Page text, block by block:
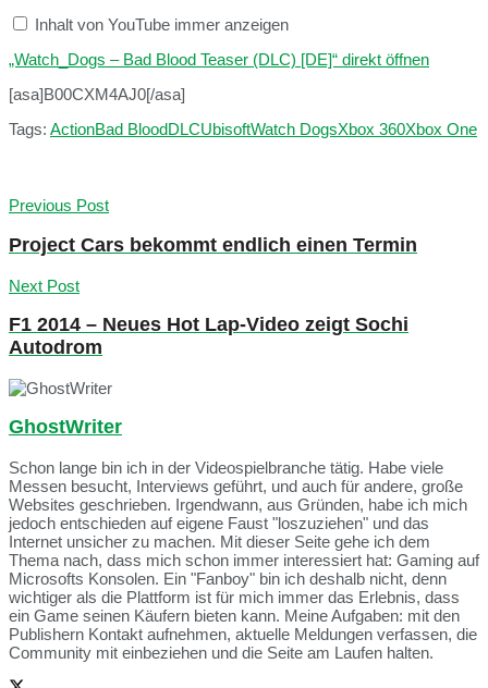
Inhalt von YouTube immer anzeigen
„Watch_Dogs – Bad Blood Teaser (DLC) [DE]“ direkt öffnen
[asa]B00CXM4AJ0[/asa]
Tags: ActionBad BloodDLCUbisoftWatch DogsXbox 360Xbox One
Previous Post
Project Cars bekommt endlich einen Termin
Next Post
F1 2014 – Neues Hot Lap-Video zeigt Sochi
Autodrom
GhostWriter
Schon lange bin ich in der Videospielbranche tätig. Habe viele
Messen besucht, Interviews geführt, und auch für andere, große
Websites geschrieben. Irgendwann, aus Gründen, habe ich mich
jedoch entschieden auf eigene Faust "loszuziehen" und das
Internet unsicher zu machen. Mit dieser Seite gehe ich dem
Thema nach, dass mich schon immer interessiert hat: Gaming auf
Microsofts Konsolen. Ein "Fanboy" bin ich deshalb nicht, denn
wichtiger als die Plattform ist für mich immer das Erlebnis, dass
ein Game seinen Käufern bieten kann. Meine Aufgaben: mit den
Publishern Kontakt aufnehmen, aktuelle Meldungen verfassen, die
Community mit einbeziehen und die Seite am Laufen halten.